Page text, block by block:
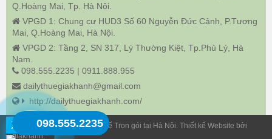
Q.Hoàng Mai, Tp. Hà Nội.
VPGD 1: Chung cư HUD3 Số 60 Nguyễn Đức Cảnh, P.Tương
Mai, Q.Hoàng Mai, Hà Nội.
VPGD 2: Tầng 2, SN 317, Lý Thường Kiệt, Tp.Phủ Lý, Hà
Nam.
098.555.2235 | 0911.888.955
dailythuegiakhanh@gmail.com
http://dailythuegiakhanh.com/
© 2018 Dịch Vụ Kế Toán Thuế Trọn gói tại Hà Nội. Thiết kế Website bởi
giakhanh.
X 098.555.2235